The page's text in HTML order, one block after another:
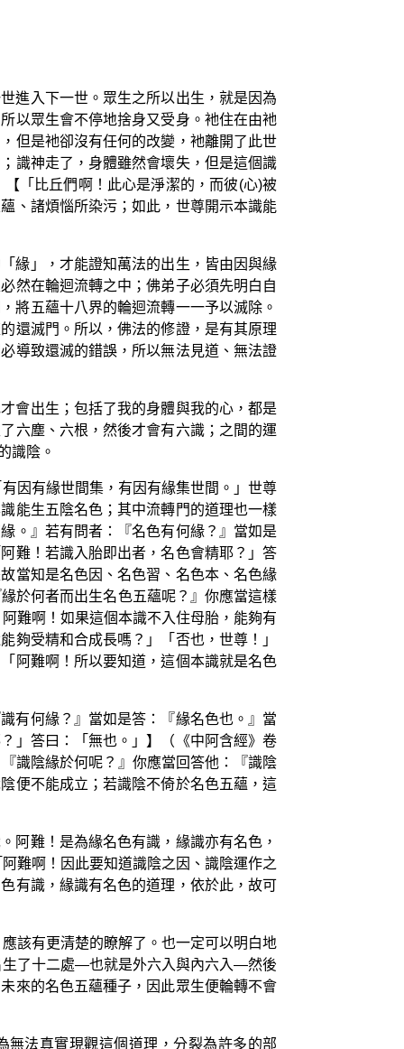
進入下一世。眾生之所以出生，就是因為
以眾生會不停地捨身又受身。衪住在由衪
但是衪卻沒有任何的改變，衪離開了此世
識神走了，身體雖然會壞失，但是這個識
「比丘們啊！此心是淨潔的，而彼(心)被
、諸煩惱所染污；如此，世尊開示本識能
緣」，才能證知萬法的出生，皆由因與緣
然在輪迴流轉之中；佛弟子必須先明白自
將五蘊十八界的輪迴流轉一一予以滅除。
還滅門。所以，佛法的修證，是有其原理
導致還滅的錯誤，所以無法見道、無法證
會出生；包括了我的身體與我的心，都是
六塵、六根，然後才會有六識；之間的運
識陰。
因有緣世間集，有因有緣集世間。」世尊
能生五陰名色；其中流轉門的道理也一樣
。』若有問者：『名色有何緣？』當如是
難！若識入胎即出者，名色會精耶？」答
當知是名色因、名色習、名色本、名色緣
於何者而出生名色五蘊呢？』你應當這樣
難啊！如果這個本識不入住母胎，能夠有
夠受精和合成長嗎？」「否也，世尊！」
阿難啊！所以要知道，這個本識就是名色
有何緣？』當如是答：『緣名色也。』當
」答曰：「無也。」】（《中阿含經》卷
識陰緣於何呢？』你應當回答他：『識陰
便不能成立；若識陰不倚於名色五蘊，這
阿難！是為緣名色有識，緣識亦有名色，
難啊！因此要知道識陰之因、識陰運作之
有識，緣識有名色的道理，依於此，故可
該有更清楚的瞭解了。也一定可以明白地
生了十二處—也就是外六入與內六入—然後
來的名色五蘊種子，因此眾生便輪轉不會
無法真實現觀這個道理，分裂為許多的部